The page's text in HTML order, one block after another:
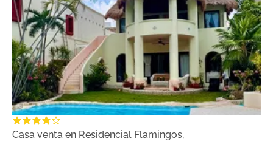
Casa venta en Residencial Flamingos,